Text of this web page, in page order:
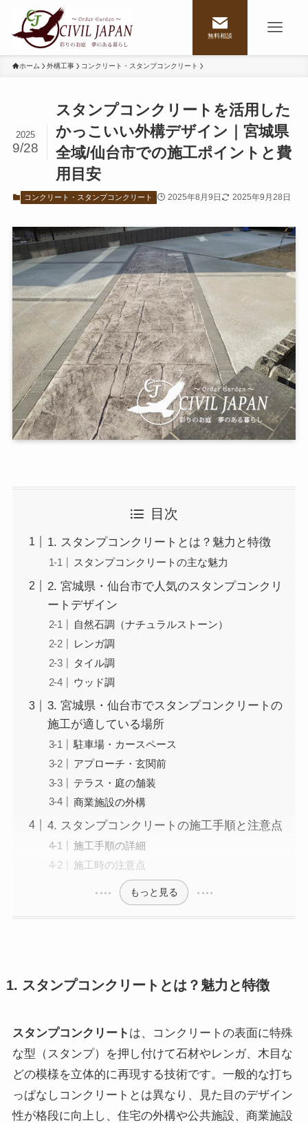
無料相談
ホーム 外構工事 コンクリート・スタンプコンクリート
スタンプコンクリートを活用した
かっこいい外構デザイン｜宮城県
全域/仙台市での施工ポイントと費
用目安
2025
9/28
コンクリート・スタンプコンクリート 2025年8月9日 2025年9月28日
目次
1. スタンプコンクリートとは？魅力と特徴
スタンプコンクリートの主な魅力
2. 宮城県・仙台市で人気のスタンプコンクリ
ートデザイン
自然石調（ナチュラルストーン）
レンガ調
タイル調
ウッド調
3. 宮城県・仙台市でスタンプコンクリートの
施工が適している場所
駐車場・カースペース
アプローチ・玄関前
テラス・庭の舗装
商業施設の外構
4. スタンプコンクリートの施工手順と注意点
施工手順の詳細
施工時の注意点
もっと見る
1. スタンプコンクリートとは？魅力と特徴
スタンプコンクリート は、コンクリートの表面に特殊
な型（スタンプ）を押し付けて石材やレンガ、木目な
どの模様を立体的に再現する技術です。一般的な打ち
っぱなしコンクリートとは異なり、見た目のデザイン
性が格段に向上し、住宅の外構や公共施設、商業施設